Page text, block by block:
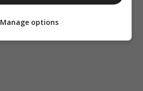
Manage options